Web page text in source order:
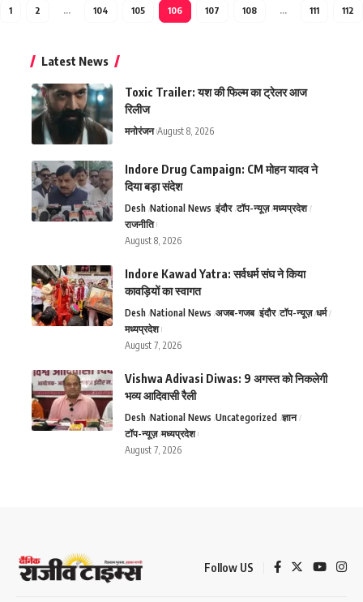
1 2 … 104 105 106 107 108 … 111 112
Latest News
Toxic Trailer: यश की फिल्म का ट्रेलर आज
रिलीज
मनोरंजन August 8, 2026
Indore Drug Campaign: CM मोहन यादव ने
दिया बड़ा संदेश
Desh National News इंदौर टॉप-न्यूज़ मध्यप्रदेश
राजनीति
August 8, 2026
Indore Kawad Yatra: सर्वधर्म संघ ने किया
कावड़ियों का स्वागत
Desh National News अजब-गजब इंदौर टॉप-न्यूज़ धर्म
मध्यप्रदेश
August 7, 2026
Vishwa Adivasi Diwas: 9 अगस्त को निकलेगी
भव्य आदिवासी रैली
Desh National News Uncategorized ज्ञान
टॉप-न्यूज़ मध्यप्रदेश
August 7, 2026
Follow US